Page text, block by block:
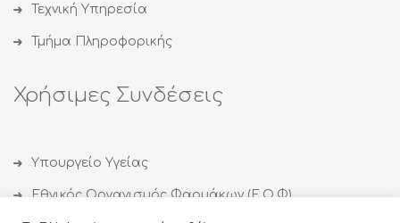
Τεχνική Υπηρεσία
Τμήμα Πληροφορικής
Χρήσιμες Συνδέσεις
Υπουργείο Υγείας
Εθνικός Οργανισμός Φαρμάκων (Ε.Ο.Φ)